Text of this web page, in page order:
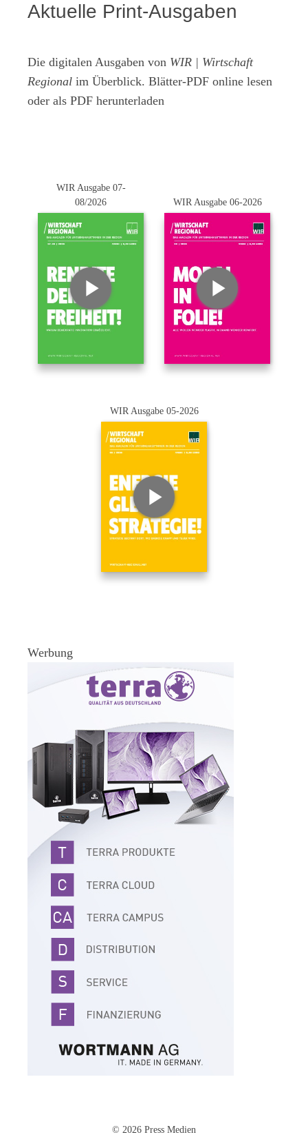
Aktuelle Print-Ausgaben
Die digitalen Ausgaben von WIR | Wirtschaft
Regional im Überblick. Blätter-PDF online lesen
oder als PDF herunterladen
WIR Ausgabe 07-
08/2026
WIR Ausgabe 06-2026
WIR Ausgabe 05-2026
Werbung
© 2026 Press Medien